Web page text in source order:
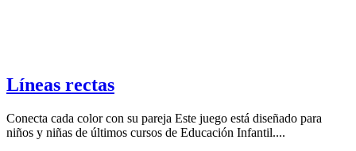
Líneas rectas
Conecta cada color con su pareja Este juego está diseñado para
niños y niñas de últimos cursos de Educación Infantil....